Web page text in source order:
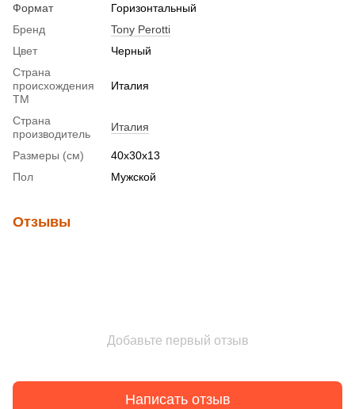
Формат
Горизонтальный
Бренд
Tony Perotti
Цвет
Черный
Страна
происхождения
ТМ
Италия
Страна
производитель
Италия
Размеры (см)
40x30x13
Пол
Мужской
Отзывы
Добавьте первый отзыв
Написать отзыв